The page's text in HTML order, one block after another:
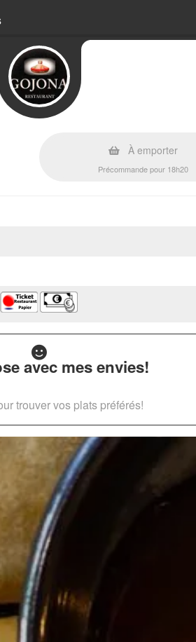
À emporter
Précommande pour 18h20
avec mes envies!
trouver vos plats préférés!